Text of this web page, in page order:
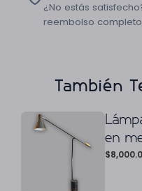
¿No estás
reembolso
También
en
$